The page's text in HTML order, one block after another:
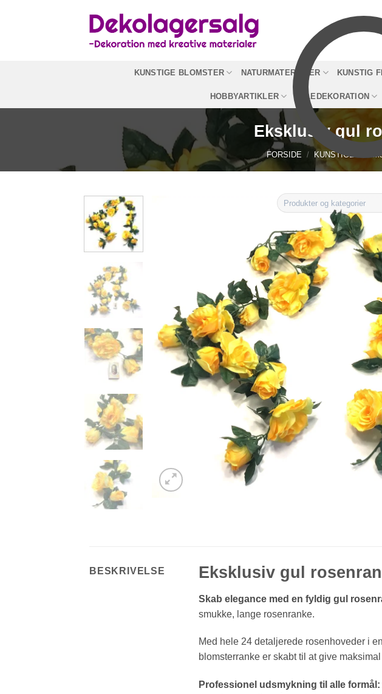
KUNSTIGE BLOMSTER NATURMATERIALER KUNSTIG
HOBBYARTIKLER JULEDEKORATION
Eksklusiv gul
FORSIDE / KUNSTIGE
BESKRIVELSE Eksklusiv gul
Skab elegance med en fyldig gul
smukke, lange rosenranke.
Med hele 24 detaljerede rosenhoveder i
blomsterranke er skabt til at give
Professionel udsmykning til alle formål: